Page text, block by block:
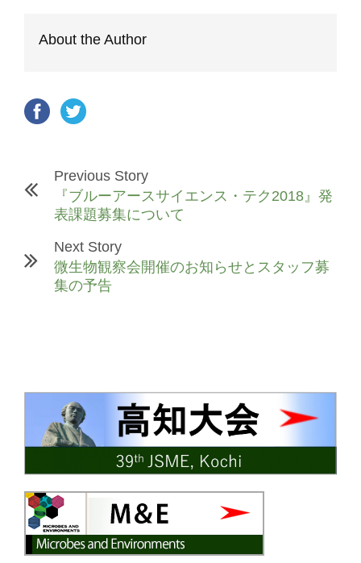
About the Author
Previous Story
『ブルーアースサイエンス・テク2018』発
表課題募集について
Next Story
微生物観察会開催のお知らせとスタッフ募
集の予告